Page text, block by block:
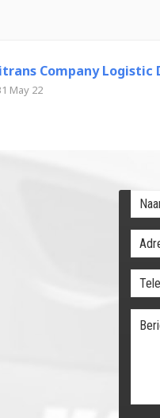
Company Logistic
May 22